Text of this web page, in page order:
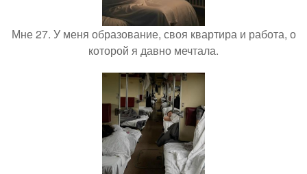
Мне 27. У меня образование, своя квартира и работа, о
которой я давно мечтала.